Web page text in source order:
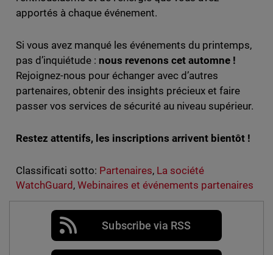
apportés à chaque événement.
Si vous avez manqué les événements du printemps,
pas d’inquiétude : nous revenons cet automne !
Rejoignez-nous pour échanger avec d’autres
partenaires, obtenir des insights précieux et faire
passer vos services de sécurité au niveau supérieur.
Restez attentifs, les inscriptions arrivent bientôt !
Classificati sotto: Partenaires, La société
WatchGuard, Webinaires et événements partenaires
Subscribe via RSS